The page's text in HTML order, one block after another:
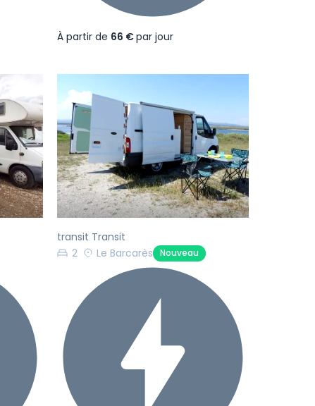
À partir de 66 €par jour
Suivant Précédent Suivant
transit Transit
2
Le Barcarès Nouveau